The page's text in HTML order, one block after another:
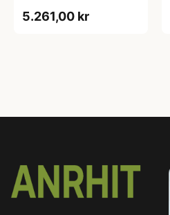
5.261,00 kr